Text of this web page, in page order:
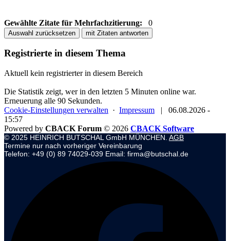
Gewählte Zitate für Mehrfachzitierung: 0
Auswahl zurücksetzen mit Zitaten antworten
Registrierte in diesem Thema
Aktuell kein registrierter in diesem Bereich
Die Statistik zeigt, wer in den letzten 5 Minuten online war.
Erneuerung alle 90 Sekunden.
Cookie-Einstellungen verwalten · Impressum |
06.08.2026 -
15:57
Powered by CBACK Forum © 2026 CBACK Software
© 2025 HEINRICH BUTSCHAL GmbH MÜNCHEN. AGB
Termine nur nach vorheriger Vereinbarung
Telefon: +49 (0) 89 74029-039 Email: firma@butschal.de